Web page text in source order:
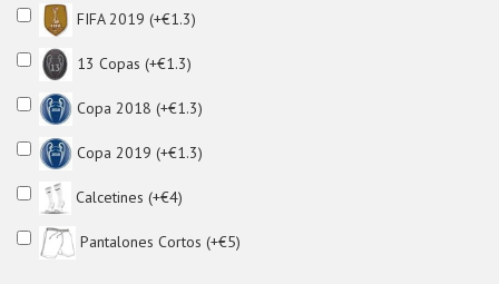
FIFA 2019 (+€1.3)
13 Copas (+€1.3)
Copa 2018 (+€1.3)
Copa 2019 (+€1.3)
Calcetines (+€4)
Pantalones Cortos (+€5)